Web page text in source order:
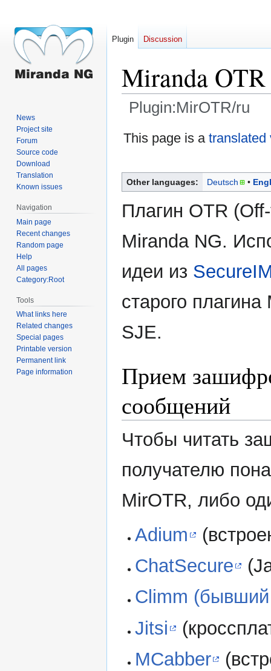
Miranda OTR
Plugin:MirOTR/ru
Jump
Jump
This page is atranslated
Other languages: Deutsch
Плагин OTR
Miranda NG.
идеи из
старого
SJE.
Прием
сообщений
Чтобы читать
получателю
MirOTR, либо
Adium
ChatSecure
Climm
Jitsi
MCabber
Plugin Discussion
News
Project site
Forum
Source code
Download
Translation
Known issues
Navigation
Main page
Recent changes
Random page
Help
All pages
Category:Root
Tools
What links here
Related changes
Special pages
Printable version
Permanent link
Page information